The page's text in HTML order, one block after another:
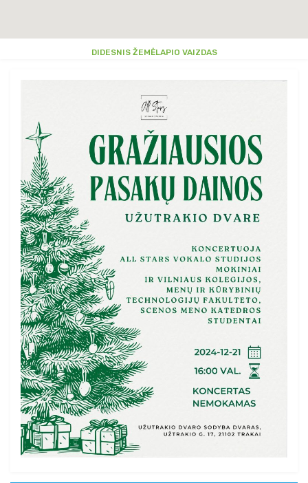
DIDESNIS ŽEMĖLAPIO VAIZDAS